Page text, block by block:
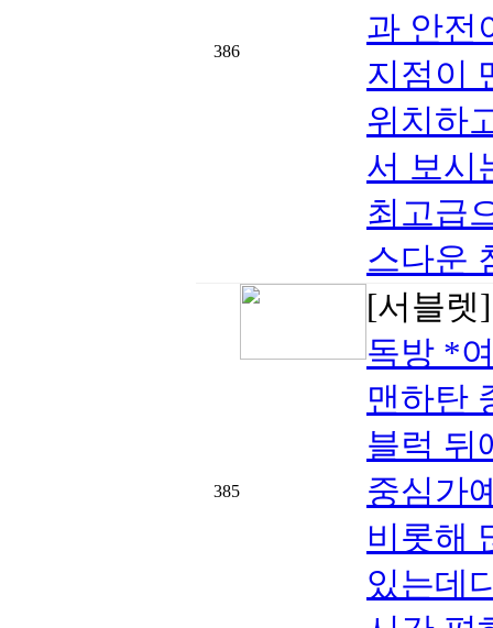
386
과 안전
지점이
위치하
서 보시
최고급
스다운
385
[서블
독방 *
맨하탄
블럭 뒤
중심가
비롯해
있는데